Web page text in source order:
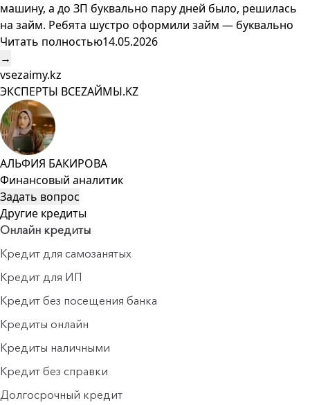
машину, а до ЗП буквально пару дней было, решилась
на займ. Ребята шустро оформили займ — буквально
Читать полностью14.05.2026
→
vsezaimy.kz
ЭКСПЕРТЫ ВСЕZAЙМЫ.KZ
АЛЬФИЯ БАКИРОВА
Финансовый аналитик
Задать вопрос
Другие кредиты
Онлайн кредиты
Кредит для самозанятых
Кредит для ИП
Кредит без посещения банка
Кредиты онлайн
Кредиты наличными
Кредит без справки
Долгосрочный кредит